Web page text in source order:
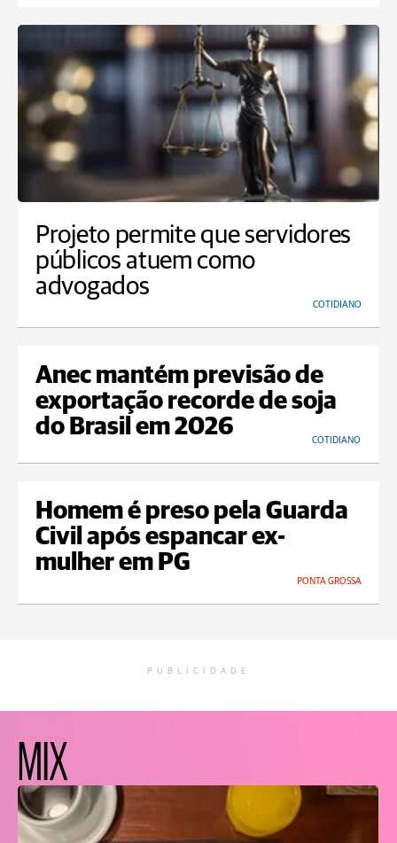
Projeto permite que servidores
públicos atuem como
advogados
COTIDIANO
Anec mantém previsão de
exportação recorde de soja
do Brasil em 2026
COTIDIANO
Homem é preso pela Guarda
Civil após espancar ex-
mulher em PG
PONTA GROSSA
PUBLICIDADE
MIX